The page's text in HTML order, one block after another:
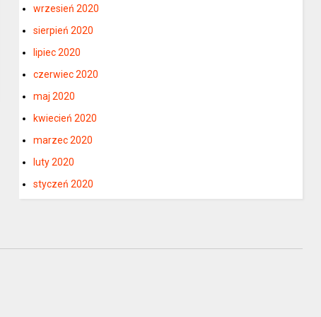
wrzesień 2020
sierpień 2020
lipiec 2020
czerwiec 2020
maj 2020
kwiecień 2020
marzec 2020
luty 2020
styczeń 2020